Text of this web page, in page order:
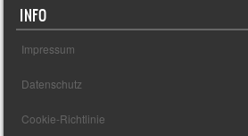
INFO
Impressum
Datenschutz
Cookie-Richtlinie